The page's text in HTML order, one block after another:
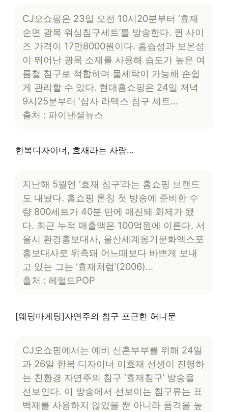
CJ오쇼핑은 23일 오전 10시20분부터 ‘효재
순면 광목 워싱침구세트’를 방송한다. 퀸 사이
즈 가격이 17만8000원이다. 흡습성과 보온성
이 뛰어난 광목 소재를 사용해 습도가 높은 여
름철 침구로 적합하며 물세탁이 가능해 손쉽
게 관리할 수 있다. 현대홈쇼핑은 24일 저녁
9시25분부터 ‘삽사 라텍스 침구 세트…
출처 : 파이낸셜뉴스
한복디자이너, 효재라는 사람…
지난해 5월엔 ‘효재 침구’라는 홈쇼핑 브랜드
도 내놨다. 홈쇼핑 론칭 첫 방송에 준비한 수
량 800세트가 40분 만에 매진돼 화제가 됐
다. 최근 누적 매출액은 100억원에 이른다. 서
울시 환경홍보대사, 울산세계옹기문화엑스포
홍보대사로 위촉돼 어느때보다 바쁘게 보내
고 있는 그는 ‘효재처럼’(2006)…
출처 : 헤럴드POP
[웨딩마케팅]자연주의 침구 포근한 허니문
CJ오쇼핑에서는 예비 신혼부부를 위해 24일
과 26일 한복 디자이너 이효재 선생이 진행하
는 친환경 자연주의 침구 ‘효재침구’ 방송을
선보인다. 이 방송에서 선보이는 침구류는 표
백제를 사용하지 않았을 뿐 아니라 품격을 높